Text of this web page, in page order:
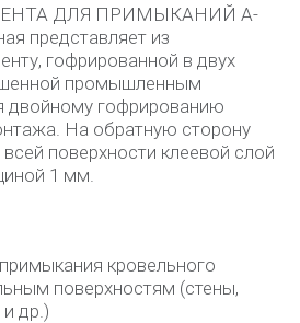
ДЛЯ ПРИМЫКАНИЙ A-
представляет из
гофрированной в двух
промышленным
двойному гофрированию
На обратную сторону
поверхности клеевой слой
1 мм.
кровельного
поверхностям (стены,
др.)